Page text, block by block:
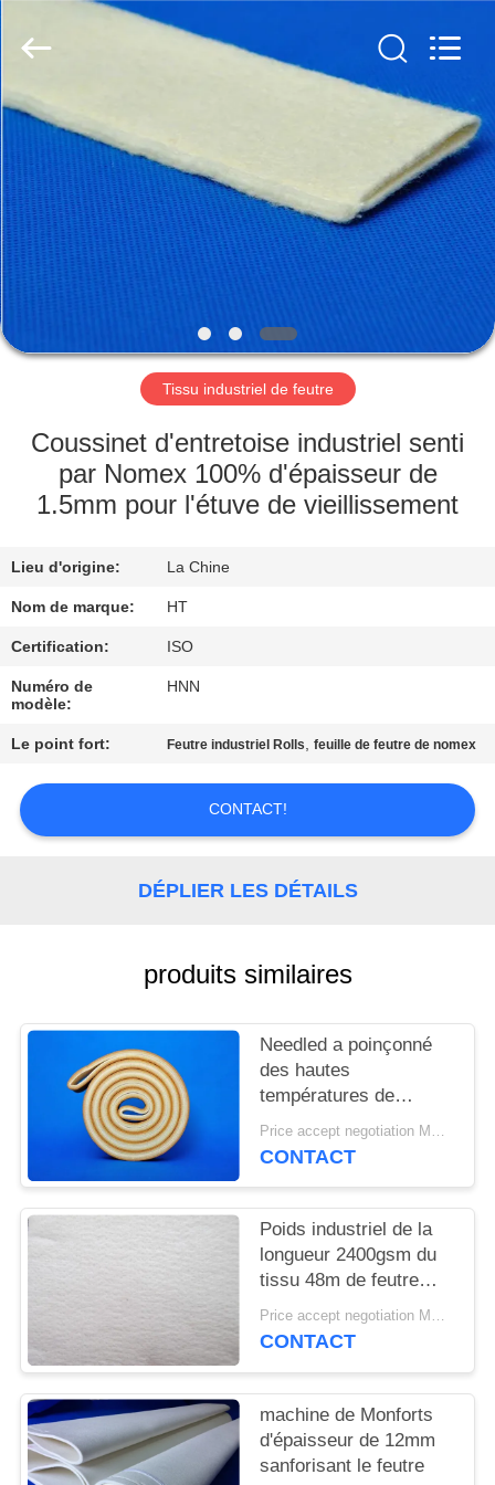
MAISON
PRODUITS
AU
SUJET
DE
NOUS
VISITE
D'USINE
DE
QUALITÉ
CONTACTEZ-
NOUS
NOUVELLES
DU
SITE
PRIVACY
POLICY
Tissu industriel de feutre
Coussinet d'entretoise industriel senti
par Nomex 100% d'épaisseur de
1.5mm pour l'étuve de vieillissement
Lieu d'origine: La Chine
Nom de marque: HT
Certification: ISO
Numéro de
modèle:
HNN
Le point fort: Feutre industriel Rolls,feuille de feutre de nomex
CONTACT!
DÉPLIER LES DÉTAILS
produits similaires
Needled a poinçonné
des hautes
températures de
résistance de tissu de
feutre de Pbo Kevlar
Price accept negotiation MOQ:1 mètre carré
CONTACT
Poids industriel de la
longueur 2400gsm du
tissu 48m de feutre
d'aiguille pour
l'industrie cimentière
Price accept negotiation MOQ:Un PC
CONTACT
machine de Monforts
d'épaisseur de 12mm
sanforisant le feutre